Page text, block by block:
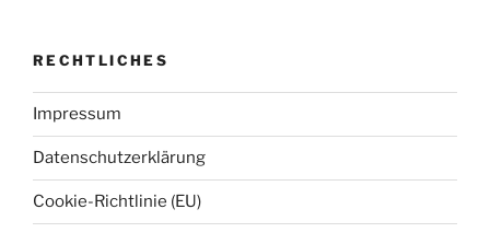
RECHTLICHES
Impressum
Datenschutzerklärung
Cookie-Richtlinie (EU)